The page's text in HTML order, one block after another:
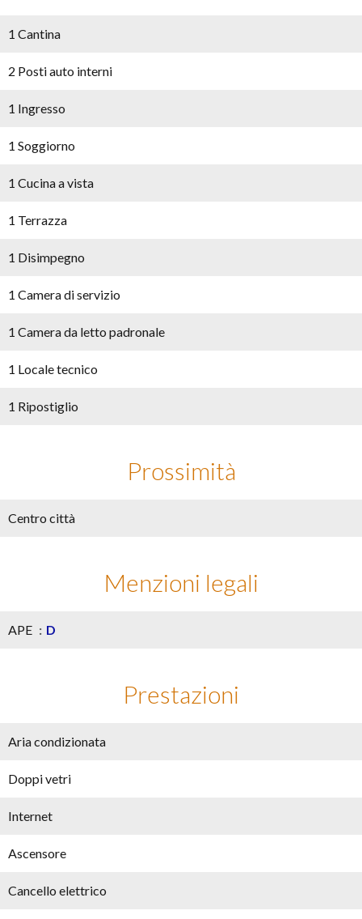
1 Cantina
2 Posti auto interni
1 Ingresso
1 Soggiorno
1 Cucina a vista
1 Terrazza
1 Disimpegno
1 Camera di servizio
1 Camera da letto padronale
1 Locale tecnico
1 Ripostiglio
Prossimità
Centro città
Menzioni legali
APE D
Prestazioni
Aria condizionata
Doppi vetri
Internet
Ascensore
Cancello elettrico